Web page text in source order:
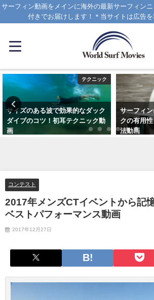
サーフィン動画をメインに海外の最新サーフィン
付きでお届けします！＊当サイトは広告
テクニック
サイズのある波で効果的なダック
ダイブのコツ！初耳テクニック動
画
サーフィ
クの有用
法動画
コンテスト
2017年メンズCTイベントから記
ベストパフォーマンス動画
2017年12月27日